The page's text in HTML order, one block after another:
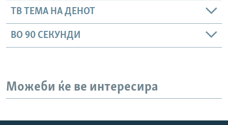
ТВ ТЕМА НА ДЕНОТ
ВО 90 СЕКУНДИ
Можеби ќе ве интересира